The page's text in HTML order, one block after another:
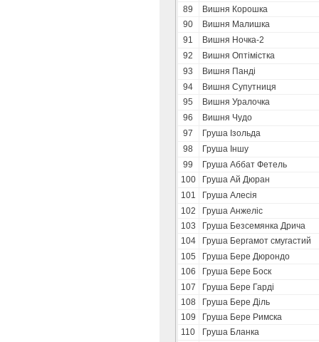
89
Вишня Корошка
90
Вишня Малишка
91
Вишня Ночка-2
92
Вишня Оптімістка
93
Вишня Панді
94
Вишня Супутниця
95
Вишня Уралочка
96
Вишня Чудо
97
Груша Ізольда
98
Груша Іншу
99
Груша Аббат Фетель
100
Груша Ай Дюран
101
Груша Алесія
102
Груша Анжеліс
103
Груша Безсемянка Дрича
104
Груша Бергамот смугастий
105
Груша Бере Дюрондо
106
Груша Бере Боск
107
Груша Бере Гарді
108
Груша Бере Діль
109
Груша Бере Римска
110
Груша Бланка